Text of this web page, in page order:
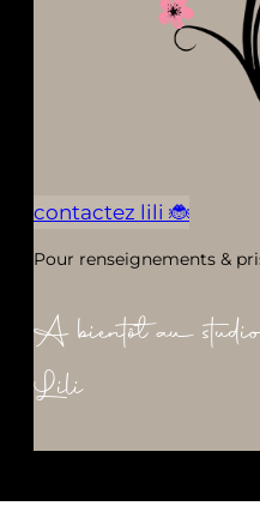
contactez lili 🐞
Pour renseignements &
A bientôt au
Lili